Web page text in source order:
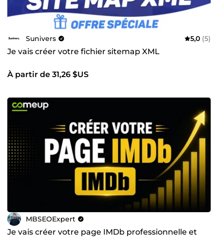
Sunivers 5,0 (5)
Je vais créer votre fichier sitemap XML
À partir de 31,26 $US
MBSEOExpert
Je vais créer votre page IMDb professionnelle et